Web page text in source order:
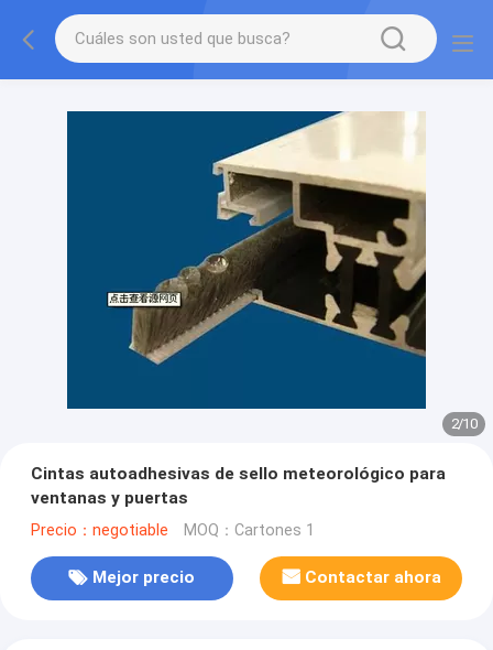
2/10
Cintas autoadhesivas de sello meteorológico para
ventanas y puertas
Precio：negotiable MOQ：Cartones 1
Mejor precio Contactar ahora